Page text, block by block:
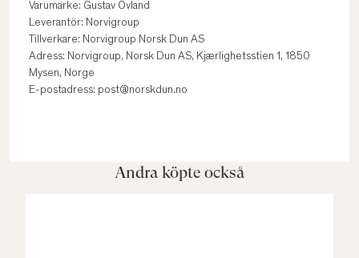
Varumärke: Gustav Ovland
Leverantör: Norvigroup
Tillverkare: Norvigroup Norsk Dun AS
Adress: Norvigroup, Norsk Dun AS, Kjærlighetsstien 1, 1850
Mysen, Norge
E-postadress: post@norskdun.no
Andra köpte också